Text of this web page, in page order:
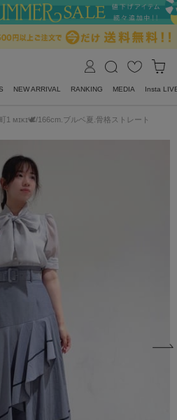
NEW ARRIVAL RANKING MEDIA Insta
1 ᴍɪᴋɪ🕊/166cm.ブルベ夏.骨格ストレート